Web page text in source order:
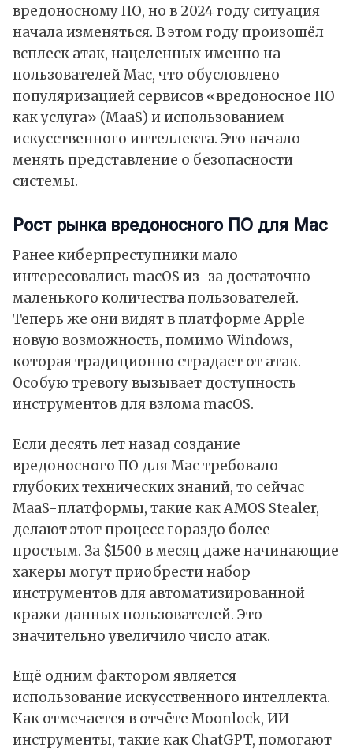
вредоносному ПО, но в 2024 году ситуация
начала изменяться. В этом году произошёл
всплеск атак, нацеленных именно на
пользователей Mac, что обусловлено
популяризацией сервисов «вредоносное ПО
как услуга» (MaaS) и использованием
искусственного интеллекта. Это начало
менять представление о безопасности
системы.
Рост рынка вредоносного ПО для Mac
Ранее киберпреступники мало
интересовались macOS из-за достаточно
маленького количества пользователей.
Теперь же они видят в платформе Apple
новую возможность, помимо Windows,
которая традиционно страдает от атак.
Особую тревогу вызывает доступность
инструментов для взлома macOS.
Если десять лет назад создание
вредоносного ПО для Mac требовало
глубоких технических знаний, то сейчас
MaaS-платформы, такие как AMOS Stealer,
делают этот процесс гораздо более
простым. За $1500 в месяц даже начинающие
хакеры могут приобрести набор
инструментов для автоматизированной
кражи данных пользователей. Это
значительно увеличило число атак.
Ещё одним фактором является
использование искусственного интеллекта.
Как отмечается в отчёте Moonlock, ИИ-
инструменты, такие как ChatGPT, помогают